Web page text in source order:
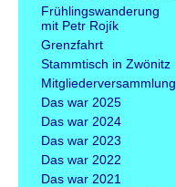
Frühlingswanderung
mit Petr Rojík
Grenzfahrt
Stammtisch in Zwönitz
Mitgliederversammlung
Das war 2025
Das war 2024
Das war 2023
Das war 2022
Das war 2021